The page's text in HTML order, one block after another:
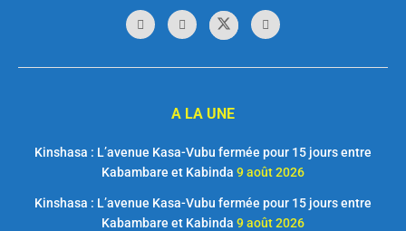
A LA UNE
Kinshasa : L’avenue Kasa-Vubu fermée pour 15 jours entre
Kabambare et Kabinda 9 août 2026
Kinshasa : L’avenue Kasa-Vubu fermée pour 15 jours entre
Kabambare et Kabinda 9 août 2026